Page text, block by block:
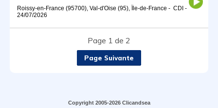
Roissy-en-France (95700), Val-d'Oise (95), Île-de-France - CDI -
24/07/2026
Page 1 de 2
Page Suivante
Copyright 2005-2026 Clicandsea